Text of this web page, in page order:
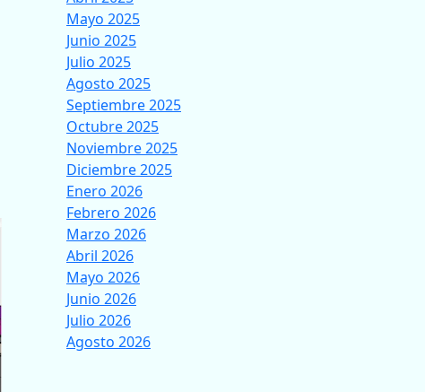
Mayo 2025
Junio 2025
Julio 2025
Agosto 2025
Septiembre 2025
Octubre 2025
Noviembre 2025
Diciembre 2025
Enero 2026
Febrero 2026
Marzo 2026
Abril 2026
Mayo 2026
Junio 2026
Julio 2026
Agosto 2026